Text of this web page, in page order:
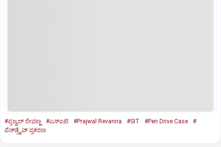
#ಪ್ರಜ್ವಲ್‌ ರೇವಣ್ಣ #ಎಸ್‌ಐಟಿ #Prajwal Revanna #SIT #Pen Drive Case
#
ಪೆನ್‌ಡ್ರೈವ್‌ ಪ್ರಕರಣ